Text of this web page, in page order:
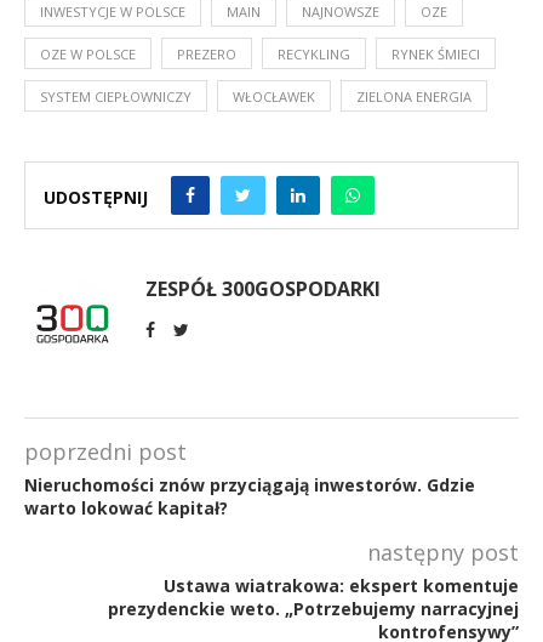
INWESTYCJE W POLSCE MAIN NAJNOWSZE OZE
OZE W POLSCE PREZERO RECYKLING RYNEK ŚMIECI
SYSTEM CIEPŁOWNICZY WŁOCŁAWEK ZIELONA ENERGIA
UDOSTĘPNIJ
ZESPÓŁ 300GOSPODARKI
poprzedni post
Nieruchomości znów przyciągają inwestorów. Gdzie
warto lokować kapitał?
następny post
Ustawa wiatrakowa: ekspert komentuje
prezydenckie weto. „Potrzebujemy narracyjnej
kontrofensywy”